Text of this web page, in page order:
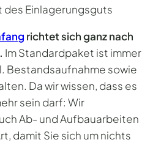
des Einlagerungsguts
richtet sich ganz nach
Im Standardpaket ist immer
Bestandsaufnahme sowie
Da wir wissen, dass es
sein darf: Wir
Ab- und Aufbauarbeiten
damit Sie sich um nichts